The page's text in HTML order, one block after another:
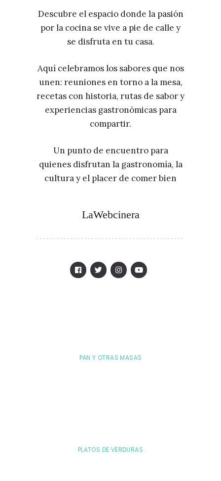
Descubre el espacio donde la pasión
por la cocina se vive a pie de calle y
se disfruta en tu casa.
Aquí celebramos los sabores que nos
unen: reuniones en torno a la mesa,
recetas con historia, rutas de sabor y
experiencias gastronómicas para
compartir.
Un punto de encuentro para
quienes disfrutan la gastronomía, la
cultura y el placer de comer bien
LaWebcinera
PAN Y OTRAS MASAS
PLATOS DE VERDURAS